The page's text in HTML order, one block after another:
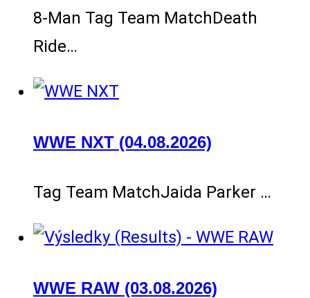
8-Man Tag Team MatchDeath
Ride…
WWE NXT (04.08.2026)
Tag Team MatchJaida Parker …
WWE RAW (03.08.2026)